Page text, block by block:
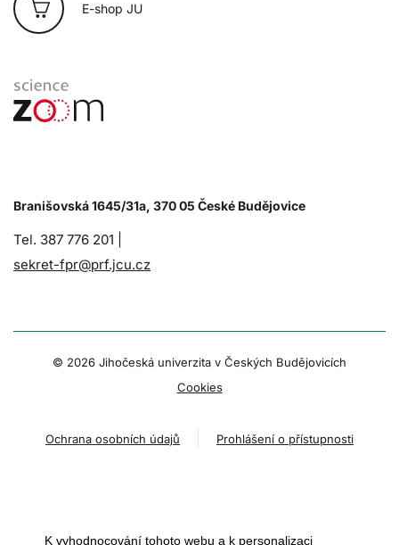
E-shop JU
Branišovská 1645/31a, 370 05 České Budějovice
Tel. 387 776 201 |
sekret-fpr@prf.jcu.cz
© 2026 Jihočeská univerzita v Českých Budějovicích
Cookies
Ochrana osobních údajů Prohlášení o přístupnosti
K vyhodnocování tohoto webu a k personalizaci